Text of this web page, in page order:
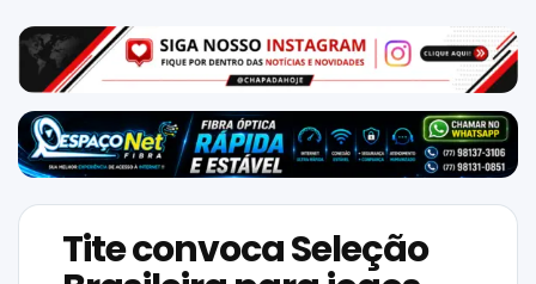
NAS
NOSSAS
REDES
Tite convoca Seleção